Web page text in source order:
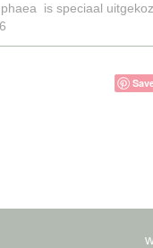
is speciaal